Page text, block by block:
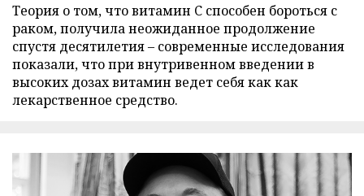
Теория о том, что витамин C способен бороться с
раком, получила неожиданное продолжение
спустя десятилетия – современные исследования
показали, что при внутривенном введении в
высоких дозах витамин ведет себя как как
лекарственное средство.